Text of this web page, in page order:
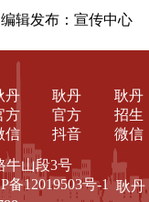
编辑发布：宣传中心
耿丹
招生
微信
耿丹
官方
抖音
丹
方
信
牛山段3号
备12019503号-1耿丹